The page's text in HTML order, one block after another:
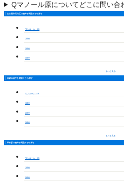
Qマノール原についてどこに問い合
名古屋市天白区の物件を間取りから探す
ワンルーム・1K
1LDK
2LDK
3LDK
もっと見る
原駅の物件を間取りから探す
ワンルーム・1K
1LDK
2LDK
3LDK
もっと見る
平針駅の物件を間取りから探す
ワンルーム・1K
1LDK
2LDK